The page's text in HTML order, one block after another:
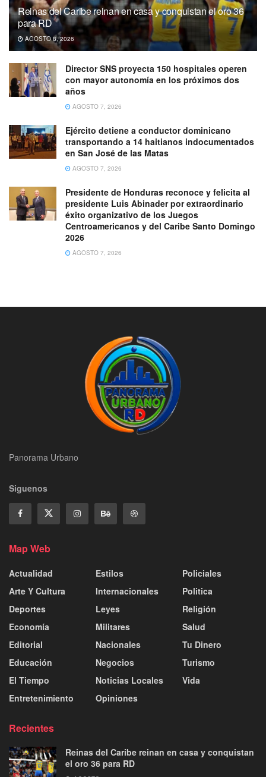
Reinas del Caribe reinan en casa y conquistan el oro 36
para RD
AGOSTO 8, 2026
Director SNS proyecta 150 hospitales operen
con mayor autonomía en los próximos dos
años
AGOSTO 7, 2026
Ejército detiene a conductor dominicano
transportando a 14 haitianos indocumentados
en San José de las Matas
AGOSTO 7, 2026
Presidente de Honduras reconoce y felicita al
presidente Luis Abinader por extraordinario
éxito organizativo de los Juegos
Centroamericanos y del Caribe Santo Domingo
2026
AGOSTO 7, 2026
Panorama Urbano
Siguenos
Map Web
Actualidad
Arte Y Cultura
Deportes
Economía
Editorial
Educación
El Tiempo
Entretenimiento
Estilos
Internacionales
Leyes
Militares
Nacionales
Negocios
Noticias Locales
Opiniones
Policiales
Politica
Religión
Salud
Tu Dinero
Turismo
Vida
Recientes
Reinas del Caribe reinan en casa y conquistan
el oro 36 para RD